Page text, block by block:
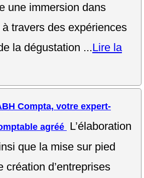
une immersion dans
à travers des expériences
la dégustation ...Lire la
Compta, votre expert-
agréé L’élaboration
que la mise sur pied
création d’entreprises